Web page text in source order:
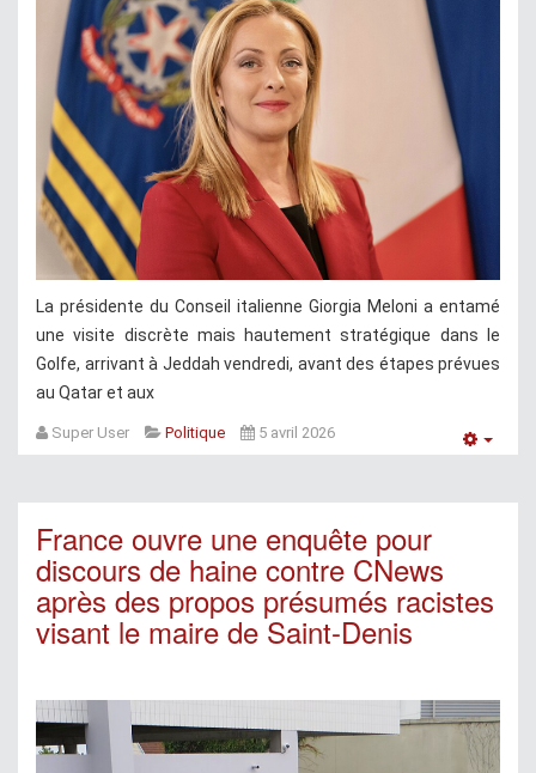
La présidente du Conseil italienne Giorgia Meloni a entamé
une visite discrète mais hautement stratégique dans le
Golfe, arrivant à Jeddah vendredi, avant des étapes prévues
au Qatar et aux
Super User Politique 5 avril 2026
France ouvre une enquête pour
discours de haine contre CNews
après des propos présumés racistes
visant le maire de Saint-Denis